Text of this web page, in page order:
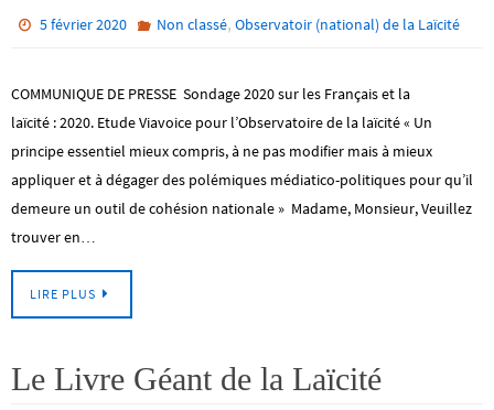
5 février 2020 Non classé, Observatoir (national) de la Laïcité
COMMUNIQUE DE PRESSE Sondage 2020 sur les Français et la
laïcité : 2020. Etude Viavoice pour l’Observatoire de la laïcité « Un
principe essentiel mieux compris, à ne pas modifier mais à mieux
appliquer et à dégager des polémiques médiatico-politiques pour qu’il
demeure un outil de cohésion nationale » Madame, Monsieur, Veuillez
trouver en…
LIRE PLUS
Le Livre Géant de la Laïcité